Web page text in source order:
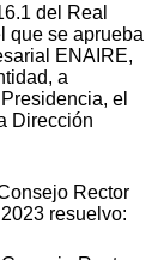
del Real
que se aprueba
ENAIRE,
a
el
Dirección
Rector
resuelvo: